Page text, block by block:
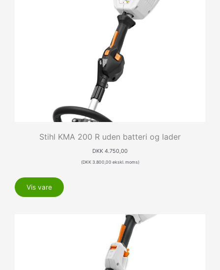
Stihl KMA 200 R uden batteri og lader
DKK 4.750,00
(DKK 3.800,00 ekskl. moms)
Vis vare